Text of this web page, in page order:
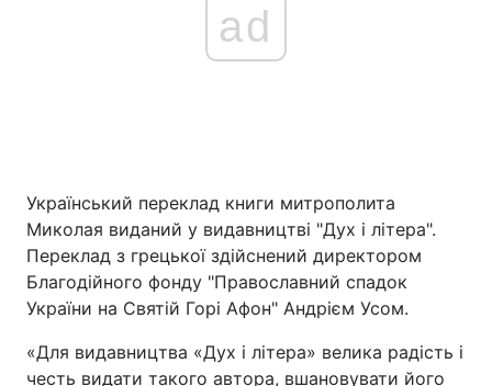
ad
Український переклад книги митрополита
Миколая виданий у видавництві "Дух і літера".
Переклад з грецької здійснений директором
Благодійного фонду "Православний спадок
України на Святій Горі Афон" Андрієм Усом.
«Для видавництва «Дух і літера» велика радість і
честь видати такого автора, вшановувати його